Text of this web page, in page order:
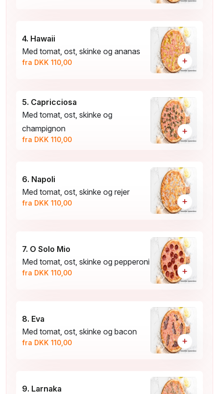
4. Hawaii
Med tomat, ost, skinke og ananas
fra DKK 110,00 +
5. Capricciosa
Med tomat, ost, skinke og
champignon
fra DKK 110,00
+
6. Napoli
Med tomat, ost, skinke og rejer
fra DKK 110,00 +
7. O Solo Mio
Med tomat, ost, skinke og pepperoni
fra DKK 110,00 +
8. Eva
Med tomat, ost, skinke og bacon
fra DKK 110,00 +
9. Larnaka